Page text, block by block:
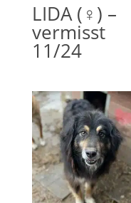
LIDA (♀) –
vermisst
11/24